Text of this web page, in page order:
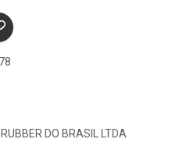
DO BRASIL LTDA